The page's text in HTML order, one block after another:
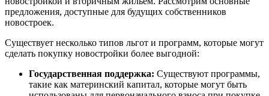
предложения, доступные для будущих собственников
новостроек.
Существует несколько типов льгот и программ, которые могут
сделать покупку новостройки более выгодной:
Государственная поддержка: Существуют программы,
такие как материнский капитал, которые могут быть